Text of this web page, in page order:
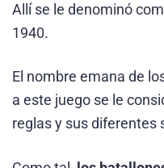
Allí se le denominó
1940.
El nombre emana de
a este juego se le
reglas y sus diferentes